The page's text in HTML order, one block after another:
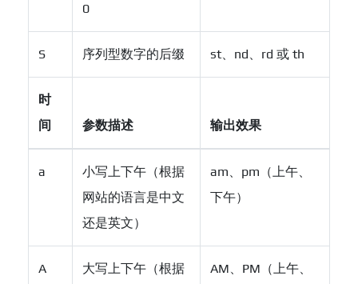
0
S 序列型数字的后缀 st、nd、rd 或 th
时
间
参数描述 输出效果
a
小写上下午（根据
网站的语言是中文
还是英文）
am、pm（上午、
下午）
A
大写上下午（根据
AM、PM（上午、